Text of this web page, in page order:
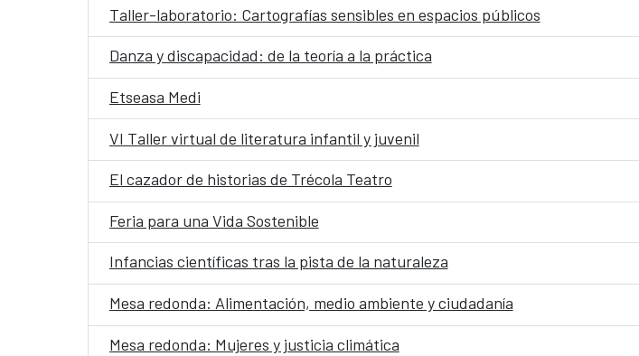
Taller-laboratorio: Cartografías sensibles en espacios públicos
Danza y discapacidad: de la teoría a la práctica
Etseasa Medi
VI Taller virtual de literatura infantil y juvenil
El cazador de historias de Trécola Teatro
Feria para una Vida Sostenible
Infancias científicas tras la pista de la naturaleza
Mesa redonda: Alimentación, medio ambiente y ciudadanía
Mesa redonda: Mujeres y justicia climática